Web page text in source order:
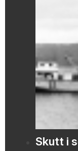
Skutt i